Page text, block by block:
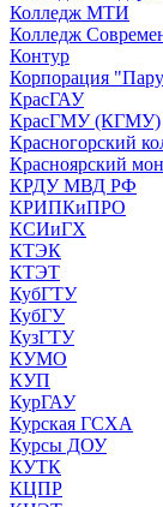
Колледж МТИ
Колледж
Контур
Корпорация
КрасГАУ
КрасГМУ (КГМУ)
Красногорский
Красноярский
КРДУ МВД РФ
КРИПКиПРО
КСИиГХ
КТЭК
КТЭТ
КубГТУ
КубГУ
КузГТУ
КУМО
КУП
КурГАУ
Курская ГСХА
Курсы ДОУ
КУТК
КЦПР